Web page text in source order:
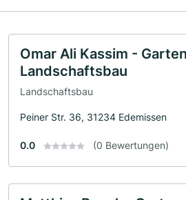
Omar Ali Kassim -
Landschaftsbau
Landschaftsbau
Peiner Str. 36, 31234 Edemissen
0.0 (0 Bewertungen)